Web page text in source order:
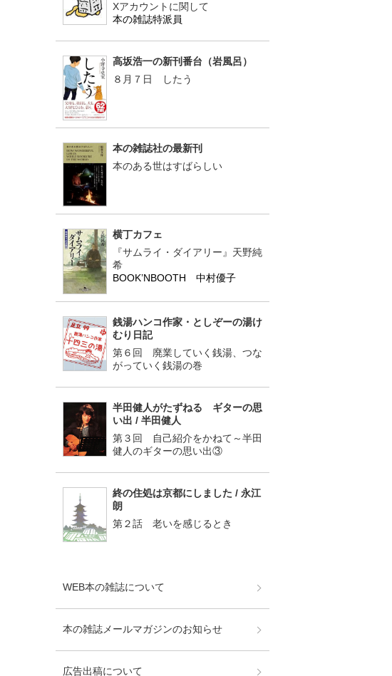
Xアカウントに関して
本の雑誌特派員
高坂浩一の新刊番台（岩風呂）
８月７日 したう
本の雑誌社の最新刊
本のある世はすばらしい
横丁カフェ
『サムライ・ダイアリー』天野純
希
BOOK’NBOOTH 中村優子
銭湯ハンコ作家・としぞーの湯け
むり日記
第６回 廃業していく銭湯、つな
がっていく銭湯の巻
半田健人がたずねる ギターの思
い出 / 半田健人
第３回 自己紹介をかねて～半田
健人のギターの思い出③
終の住処は京都にしました / 永江
朗
第２話 老いを感じるとき
WEB本の雑誌について
本の雑誌メールマガジンのお知らせ
広告出稿について